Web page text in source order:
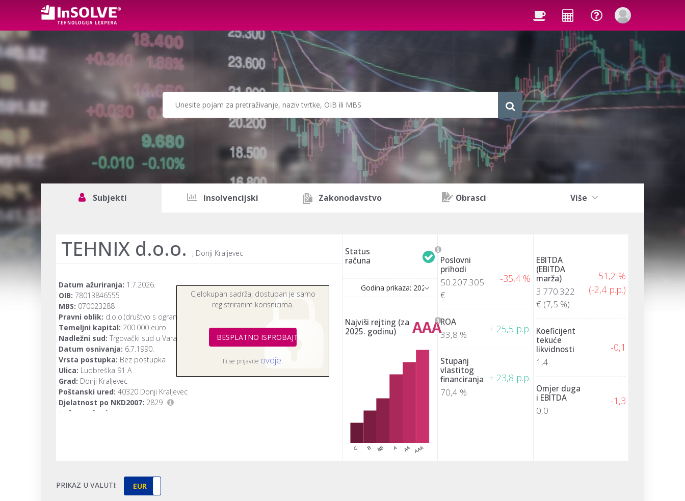
Subjekti Insolvencijski Zakonodavstvo Obrasci Više
TEHNIX d.o.o. , Donji Kraljevec
Datum ažuriranja: 1.7.2026.
OIB: 78013846555
MBS: 070023288
Pravni oblik: d.o.o.(društvo s ograničenom odgovornošću)
Temeljni kapital: 200.000 euro
Nadležni sud: Trgovački sud u Varaždinu
Datum osnivanja: 6.7.1990.
Vrsta postupka: Bez postupka
Ulica: Ludbreška 91 A
Grad: Donji Kraljevec
Poštanski ured: 40320 Donji Kraljevec
Djelatnost po NKD2007: 2829
Info podaci
Cjelokupan sadržaj dostupan je samo
registriranim korisnicima.
BESPLATNO ISPROBAJTE
Ili se prijavite ovdje.
Status
računa
Godina prikaza: 2025
Najviši rejting (za
2025. godinu)
AAA
C B BB A AA AAA
Poslovni
prihodi
50.207.305
€
-35,4 %
ROA
33,8 % + 25,5 p.p.
Stupanj
vlastitog
financiranja
70,4 %
+ 23,8 p.p.
EBITDA
(EBITDA
marža)
3.770.322
€ (7,5 %)
-51,2 %
(-2,4 p.p.)
Koeficijent
tekuće
likvidnosti
1,4
-0,1
Omjer duga
i EBITDA
0,0
-1,3
PRIKAZ U VALUTI: EUR